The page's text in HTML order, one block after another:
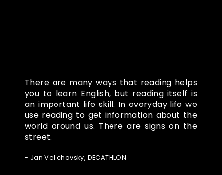
There are many ways that reading helps
you to learn English, but reading itself is
an important life skill. In everyday life we
use reading to get information about the
world around us. There are signs on the
street.
- Jan Velichovsky, DECATHLON